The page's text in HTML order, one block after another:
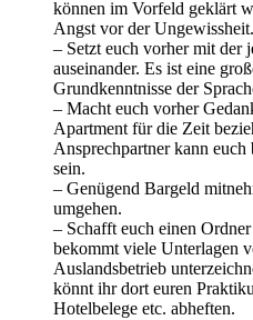
können im Vorfeld geklärt
Angst vor der Ungewissheit.
– Setzt euch vorher mit der
auseinander. Es ist eine
Grundkenntnisse der
– Macht euch vorher
Apartment für die Zeit
Ansprechpartner kann
sein.
– Genügend Bargeld
umgehen.
– Schafft euch einen
bekommt viele Unterlagen
Auslandsbetrieb
könnt ihr dort euren
Hotelbelege etc. abheften.